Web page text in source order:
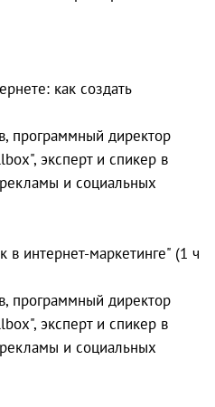
как создать
программный директор
эксперт и спикер в
и социальных
интернет-маркетинге" (1 ч
программный директор
эксперт и спикер в
и социальных